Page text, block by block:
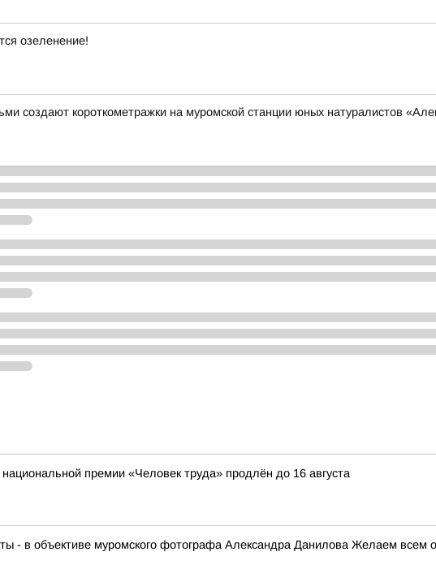
озеленение!
создают короткометражки на муромской станции юных натуралистов
премии «Человек труда» продлён до 16 августа
- в объективе муромского фотографа Александра Данилова Желаем всем